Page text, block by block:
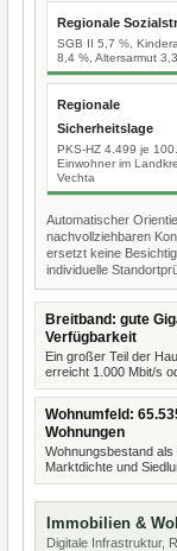
Regionale
SGB II 5,7 %,
8,4 %, Altersarmut
Regionale
Sicherheitslage
PKS-HZ 4.499 je
Einwohner im
Vechta
Automatischer
nachvollziehbaren
ersetzt keine
individuelle
Breitband: gute
Verfügbarkeit
Ein großer Teil der
erreicht 1.000 Mbit/s
Wohnumfeld:
Wohnungen
Wohnungsbestand als
Marktdichte und
Immobilien &
Digitale Infrastruktur,